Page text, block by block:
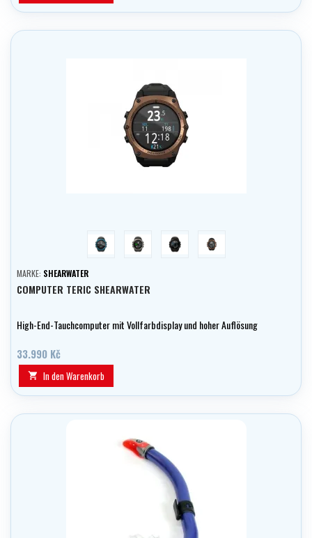
modrá šedá černá bronzová
MARKE: SHEARWATER
COMPUTER TERIC SHEARWATER
High-End-Tauchcomputer mit Vollfarbdisplay und hoher Auflösung
33.990 Kč
 In den Warenkorb